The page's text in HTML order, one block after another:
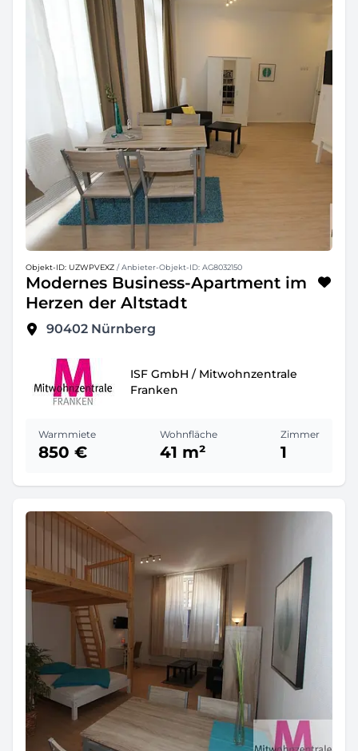
Objekt-ID: UZWPVEXZ / Anbieter-Objekt-ID: AG8032150
Modernes Business-Apartment im
Herzen der Altstadt
90402 Nürnberg
ISF GmbH / Mitwohnzentrale
Franken
Warmmiete
850 €
Wohnfläche
41 m²
Zimmer
1